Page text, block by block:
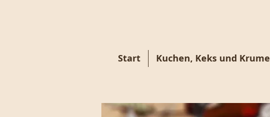
Start Kuchen, Keks und Krume